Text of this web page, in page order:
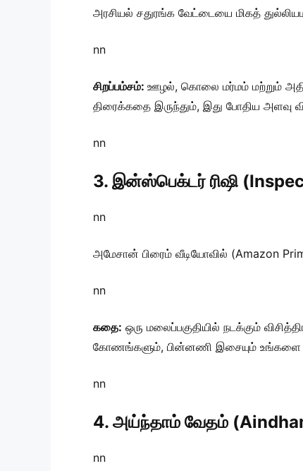
அரசியல் சதுரங்க வேட்டையை மிகத்
nn
சிறப்பம்சம்: ஊழல், கொலை மர்மம் மற்றும்
திரைக்கதை இருந்தும், இது போதிய அளவு
nn
3. இன்ஸ்பெக்டர் ரிஷி
nn
அமேசான் பிரைம் வீடியோவில் (Amazon
nn
கதை: ஒரு மலைப்பகுதியில் நடக்கும்
கோணங்களும், பின்னணி இசையும் உங்களை
nn
4. அய்ந்தாம் வேதம்
nn